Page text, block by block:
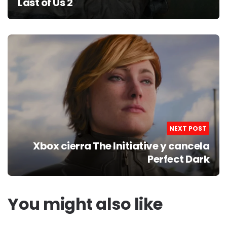
NEXT POST
Xbox cierra The Initiative y cancela
Perfect Dark
You might also like